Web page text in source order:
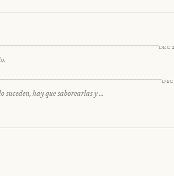
Dec
Dec
suceden, hay que saborearlas y …